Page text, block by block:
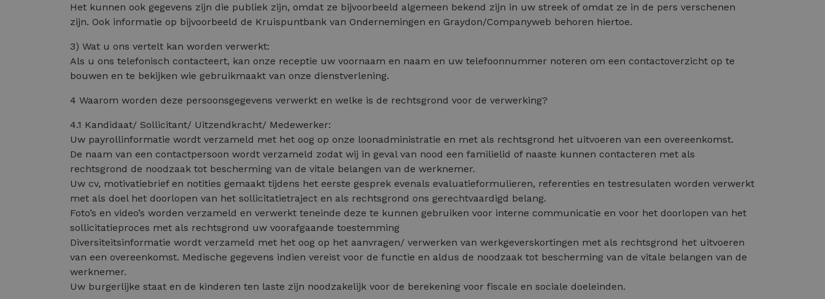
Het kunnen ook gegevens zijn die publiek zijn, omdat ze bijvoorbeeld algemeen bekend zijn in uw streek of omdat ze in de pers verschenen
zijn. Ook informatie op bijvoorbeeld de Kruispuntbank van Ondernemingen en Graydon/Companyweb behoren hiertoe.
3) Wat u ons vertelt kan worden verwerkt:
Als u ons telefonisch contacteert, kan onze receptie uw voornaam en naam en uw telefoonnummer noteren om een contactoverzicht op te
bouwen en te bekijken wie gebruikmaakt van onze dienstverlening.
4 Waarom worden deze persoonsgegevens verwerkt en welke is de rechtsgrond voor de verwerking?
4.1 Kandidaat/ Sollicitant/ Uitzendkracht/ Medewerker:
Uw payrollinformatie wordt verzameld met het oog op onze loonadministratie en met als rechtsgrond het uitvoeren van een overeenkomst.
De naam van een contactpersoon wordt verzameld zodat wij in geval van nood een familielid of naaste kunnen contacteren met als
rechtsgrond de noodzaak tot bescherming van de vitale belangen van de werknemer.
Uw cv, motivatiebrief en notities gemaakt tijdens het eerste gesprek evenals evaluatieformulieren, referenties en testresulaten worden verwerkt
met als doel het doorlopen van het sollicitatietraject en als rechtsgrond ons gerechtvaardigd belang.
Foto’s en video’s worden verzameld en verwerkt teneinde deze te kunnen gebruiken voor interne communicatie en voor het doorlopen van het
sollicitatieproces met als rechtsgrond uw voorafgaande toestemming
Diversiteitsinformatie wordt verzameld met het oog op het aanvragen/ verwerken van werkgeverskortingen met als rechtsgrond het uitvoeren
van een overeenkomst. Medische gegevens indien vereist voor de functie en aldus de noodzaak tot bescherming van de vitale belangen van de
werknemer.
Uw burgerlijke staat en de kinderen ten laste zijn noodzakelijk voor de berekening voor fiscale en sociale doeleinden.